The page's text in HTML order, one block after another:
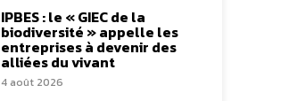
IPBES : le « GIEC de la
biodiversité » appelle les
entreprises à devenir des
alliées du vivant
4 août 2026